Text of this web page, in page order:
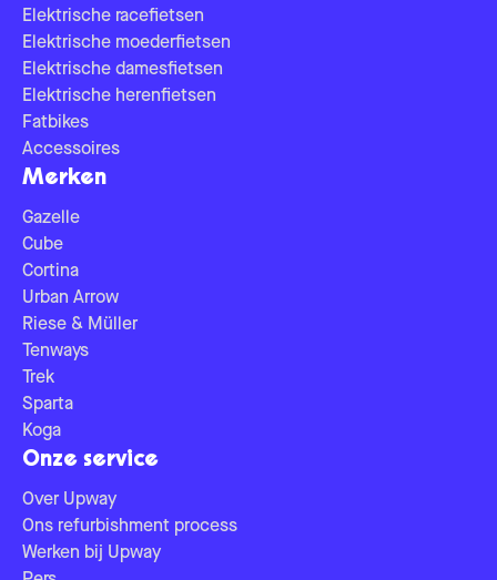
Elektrische racefietsen
Elektrische moederfietsen
Elektrische damesfietsen
Elektrische herenfietsen
Fatbikes
Accessoires
Merken
Gazelle
Cube
Cortina
Urban Arrow
Riese & Müller
Tenways
Trek
Sparta
Koga
Onze service
Over Upway
Ons refurbishment process
Werken bij Upway